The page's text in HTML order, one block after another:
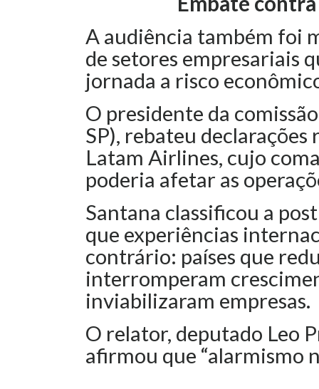
A audiência também foi
de setores empresariais
jornada a risco
O presidente da
SP), rebateu
Latam Airlines, cujo
poderia afetar as
Santana classificou a
que experiências
contrário: países que
interromperam
inviabilizaram empresas.
O relator, deputado Leo
afirmou que “alarmismo